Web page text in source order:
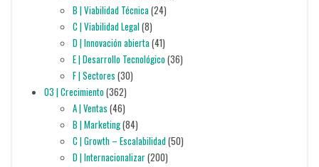
B | Viabilidad Técnica(24)
C | Viabilidad Legal(8)
D | Innovación abierta(41)
E | Desarrollo Tecnológico(36)
F | Sectores (30)
03 | Crecimiento(362)
A | Ventas (46)
B | Marketing(84)
C | Growth – Escalabilidad(50)
D | Internacionalizar(200)